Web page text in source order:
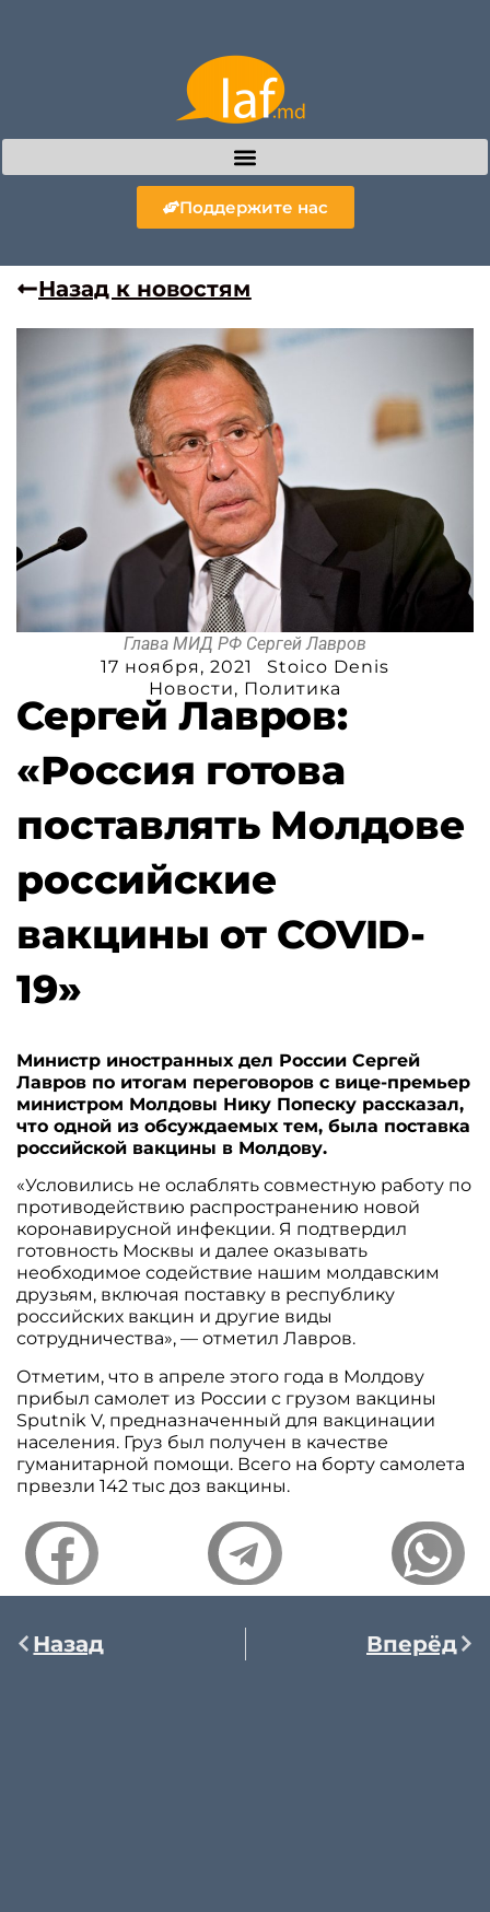
Поддержите нас
Назад к новостям
Глава МИД РФ Сергей Лавров
17 ноября, 2021
Stoico Denis
Новости, Политика
Сергей Лавров:
«Россия готова
поставлять Молдове
российские
вакцины от COVID-
19»
Министр иностранных дел России Сергей
Лавров по итогам переговоров с вице-премьер
министром Молдовы Нику Попеску рассказал,
что одной из обсуждаемых тем, была поставка
российской вакцины в Молдову.
«Условились не ослаблять совместную работу по
противодействию распространению новой
коронавирусной инфекции. Я подтвердил
готовность Москвы и далее оказывать
необходимое содействие нашим молдавским
друзьям, включая поставку в республику
российских вакцин и другие виды
сотрудничества», — отметил Лавров.
Отметим, что в апреле этого года в Молдову
прибыл самолет из России с грузом вакцины
Sputnik V, предназначенный для вакцинации
населения. Груз был получен в качестве
гуманитарной помощи. Всего на борту самолета
првезли 142 тыс доз вакцины.
Назад Вперёд